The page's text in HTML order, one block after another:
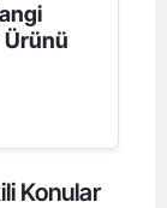
Ürünü
Konular